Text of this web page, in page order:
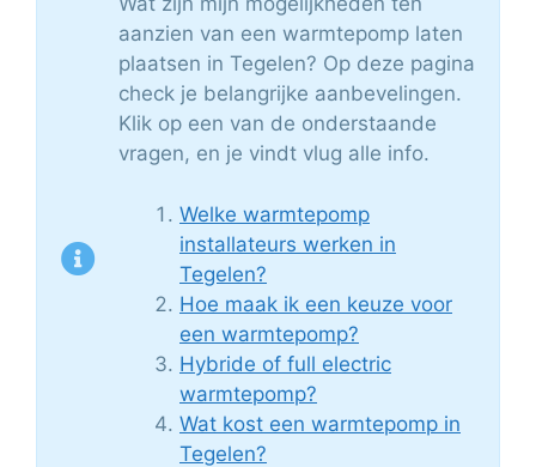
aanzien van een warmtepomp laten
plaatsen in Tegelen? Op deze pagina
check je belangrijke aanbevelingen.
Klik op een van de onderstaande
vragen, en je vindt vlug alle info.
Welke warmtepomp
installateurs werken in
Tegelen?
Hoe maak ik een keuze voor
een warmtepomp?
Hybride of full electric
warmtepomp?
Wat kost een warmtepomp in
Tegelen?